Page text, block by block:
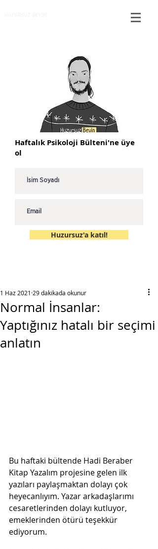
Haftalık Psikoloji Bülteni'ne üye
ol
Huzursuz'a katıl!
Normal İnsanlar:
Yaptığınız hatalı bir seçimi
anlatın
1 Haz 2021 29 dakikada okunur
Bu haftaki bültende Hadi Beraber
Kitap Yazalım projesine gelen ilk
yazıları paylaşmaktan dolayı çok
heyecanlıyım. Yazar arkadaşlarımı
cesaretlerinden dolayı kutluyor,
emeklerinden ötürü teşekkür
ediyorum.